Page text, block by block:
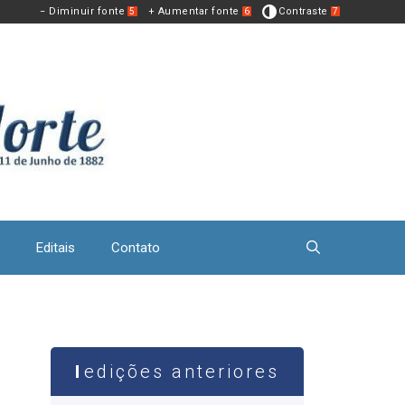
− Diminuir fonte 5 + Aumentar fonte 6 Contraste 7
Editais Contato
edições anteriores